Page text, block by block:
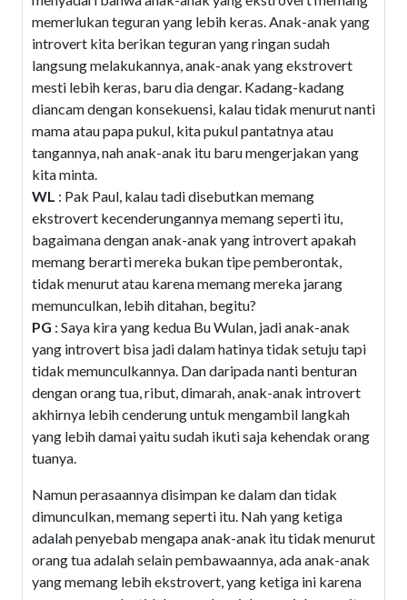
memerlukan teguran yang lebih keras. Anak-anak yang
introvert kita berikan teguran yang ringan sudah
langsung melakukannya, anak-anak yang ekstrovert
mesti lebih keras, baru dia dengar. Kadang-kadang
diancam dengan konsekuensi, kalau tidak menurut nanti
mama atau papa pukul, kita pukul pantatnya atau
tangannya, nah anak-anak itu baru mengerjakan yang
kita minta.
WL : Pak Paul, kalau tadi disebutkan memang
ekstrovert kecenderungannya memang seperti itu,
bagaimana dengan anak-anak yang introvert apakah
memang berarti mereka bukan tipe pemberontak,
tidak menurut atau karena memang mereka jarang
memunculkan, lebih ditahan, begitu?
PG : Saya kira yang kedua Bu Wulan, jadi anak-anak
yang introvert bisa jadi dalam hatinya tidak setuju tapi
tidak memunculkannya. Dan daripada nanti benturan
dengan orang tua, ribut, dimarah, anak-anak introvert
akhirnya lebih cenderung untuk mengambil langkah
yang lebih damai yaitu sudah ikuti saja kehendak orang
tuanya.
Namun perasaannya disimpan ke dalam dan tidak
dimunculkan, memang seperti itu. Nah yang ketiga
adalah penyebab mengapa anak-anak itu tidak menurut
orang tua adalah selain pembawaannya, ada anak-anak
yang memang lebih ekstrovert, yang ketiga ini karena